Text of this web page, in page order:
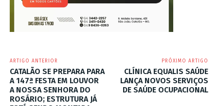
ARTIGO ANTERIOR
CATALÃO SE PREPARA PARA
A 147ª FESTA EM LOUVOR
A NOSSA SENHORA DO
ROSÁRIO; ESTRUTURA JÁ
PRÓXIMO ARTIGO
CLÍNICA EQUALIS SAÚDE
LANÇA NOVOS SERVIÇOS
DE SAÚDE OCUPACIONAL